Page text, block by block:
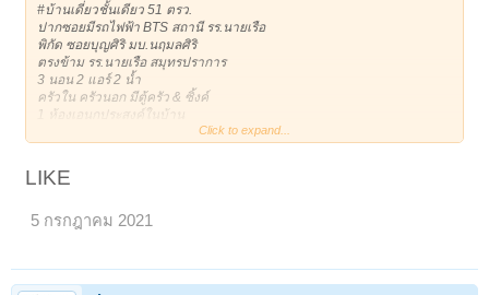
#บ้านเดี่ยวชั้นเดียว 51 ตรว.
ปากซอยมีรถไฟฟ้า BTS สถานี รร.นายเรือ
พิกัด ซอยบุญศิริ มบ.นฤมลศิริ
ตรงข้าม รร.นายเรือ สมุทรปราการ
3 นอน 2 แอร์ 2 น้ำ
ครัวใน ครัวนอก มีตู้ครัว & ซิ้งค์
1 ห้องเอนกประสงค์ในบ้าน
1 ห้องเอนกประสงค์ข้างบ้าน เก็บของ หรือเป็นบ้านสัตว์เลี้ยงได้
1 จอดในบ้าน/ 3 จอดหน้าบ้าน
ถนนหน้าบ้านกว้าง หน้าบ้านไม่ชนประตูบ้านใคร
* 081-8665944 Addy *
ขอบคุณครับ **
https://timeline.line.me/post/1161408134210039717
Click to expand...
LIKE
5 กรกฎาคม 2021